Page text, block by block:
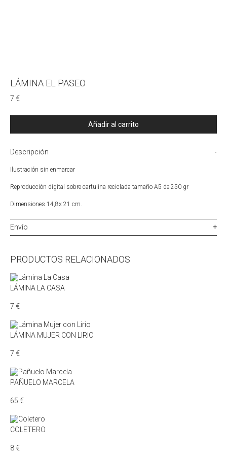
LÁMINA EL PASEO
7 €
Añadir al carrito
Descripción
Ilustración sin enmarcar
Reproducción digital sobre cartulina reciclada tamaño A5 de 250 gr
Dimensiones 14,8x 21 cm.
Envío
PRODUCTOS RELACIONADOS
LÁMINA LA CASA
7 €
LÁMINA MUJER CON LIRIO
7 €
PAÑUELO MARCELA
65 €
COLETERO
8€